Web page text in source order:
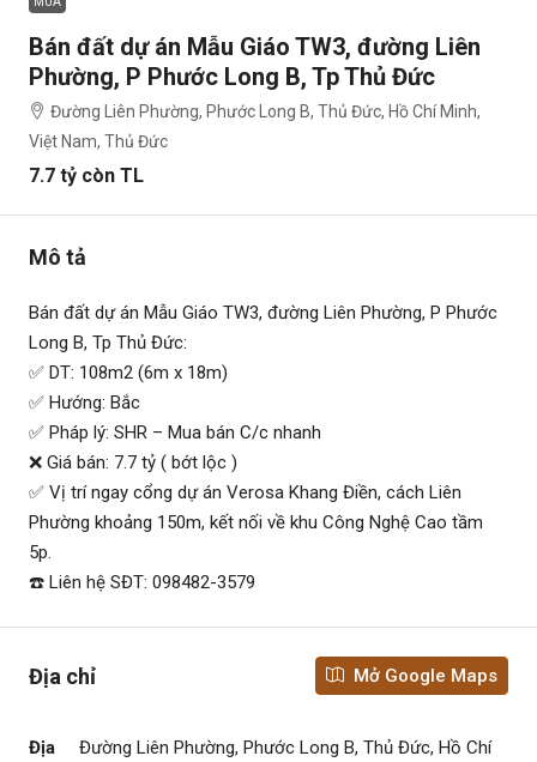
Bán đất dự án Mẫu Giáo TW3, đường Liên
Phường, P Phước Long B, Tp Thủ Đức
Đường Liên Phường, Phước Long B, Thủ Đức, Hồ Chí Minh,
Việt Nam, Thủ Đức
7.7 tỷ còn TL
Mô tả
Bán đất dự án Mẫu Giáo TW3, đường Liên Phường, P Phước
Long B, Tp Thủ Đức:
✅ DT: 108m2 (6m x 18m)
✅ Hướng: Bắc
✅ Pháp lý: SHR – Mua bán C/c nhanh
❌ Giá bán: 7.7 tỷ ( bớt lộc )
✅ Vị trí ngay cổng dự án Verosa Khang Điền, cách Liên
Phường khoảng 150m, kết nối về khu Công Nghệ Cao tầm
5p.
☎️ Liên hệ SĐT: 098482-3579
Địa chỉ Mở Google Maps
Địa
Đường Liên Phường, Phước Long B, Thủ Đức, Hồ Chí